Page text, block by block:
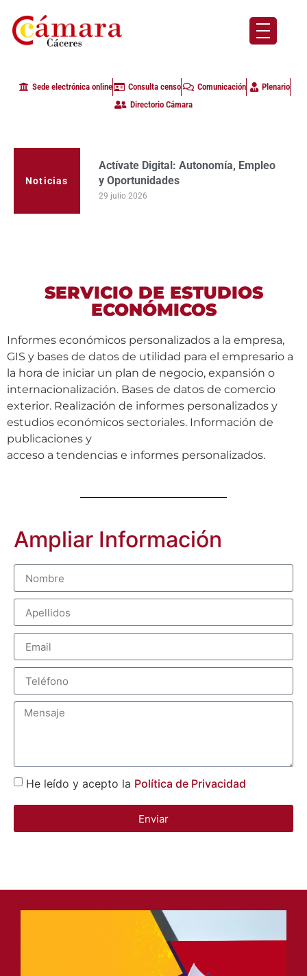
Sede electrónica online Consulta censo Comunicación
Plenario
Directorio Cámara
Noticias
Actívate Digital: Autonomía, Empleo
y Oportunidades
29 julio 2026
SERVICIO DE ESTUDIOS
ECONÓMICOS
Informes económicos personalizados a la empresa,
GIS y bases de datos de utilidad para el empresario a
la hora de iniciar un plan de negocio, expansión o
internacionalización. Bases de datos de comercio
exterior. Realización de informes personalizados y
estudios económicos sectoriales. Información de
publicaciones y
acceso a tendencias e informes personalizados.
Ampliar Información
He leído y acepto la Política de Privacidad
Enviar